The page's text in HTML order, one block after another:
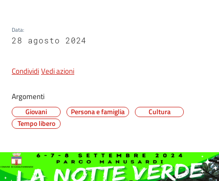
line
gli
Data:
28 agosto 2024
CondividiVedi azioni
Argomenti
Giovani Persona e famiglia
Cultura
Tempo libero